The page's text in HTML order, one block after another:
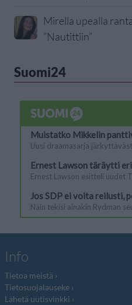
Mirella upealla
”Nautittiin”
Suomi24
Info
Tietoa meistä
Tietosuojalauseke
Lähetä uutisvinkki